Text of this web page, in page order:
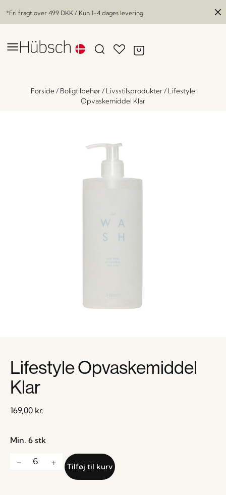
*Fri fragt over 499 DKK / Kun 1-4 dages levering
Forside/ Boligtilbehør/ Livsstilsprodukter/ Lifestyle
Opvaskemiddel Klar
Lifestyle Opvaskemiddel
Klar
169,00 kr.
Min. 6 stk
Tilføj til kurv